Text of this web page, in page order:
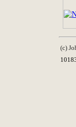
(c)